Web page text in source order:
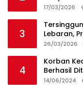
17/03/2026
3
Lebaran,
Teman
26/03/2026
4
Korban
Berhasil
14/06/2024